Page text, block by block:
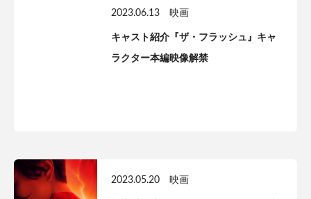
2023.06.13 映画
キャスト紹介『ザ・フラッシュ』キャ
ラクター本編映像解禁
2023.05.20 映画